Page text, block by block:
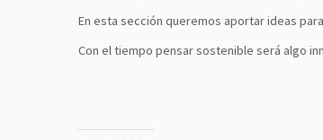
En esta sección queremos aportar ideas
Con el tiempo pensar sostenible será algo